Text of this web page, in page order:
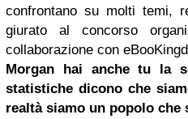
confrontano su molti temi,
giurato al concorso
collaborazione con
Morgan hai anche tu la
statistiche dicono che
realtà siamo un popolo che